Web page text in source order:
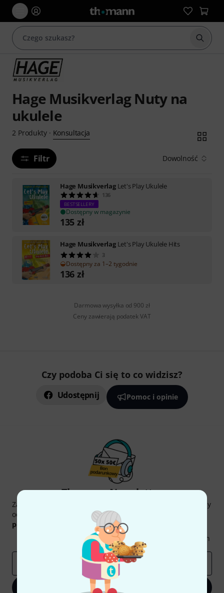
Hage Musikverlag Nuty na
ukulele
2 Produkty· Konsultacja
Filtr Dowolność
Hage Musikverlag Let's Play Ukulele
136
BESTSELLERY
Dostępny w magazynie
135 zł
Hage Musikverlag Let's Play Ukulele Hits
3
Dostępny za 1–2 tygodnie
136 zł
Darmowa wysyłka od 900 zł
Ceny zawierają podatek VAT
Czy podoba Ci się to co widzisz?
Udostępnij Pomoc i opinie
Thomann Newsletter
Zapisz się do Thomann Newsletter w języku polskim, a przy
odrobinie szczęścia możesz wygrać jeden z
podarunkowych
50 €!
Oferty Spostrzeżenia Thomann
Zapisz się teraz